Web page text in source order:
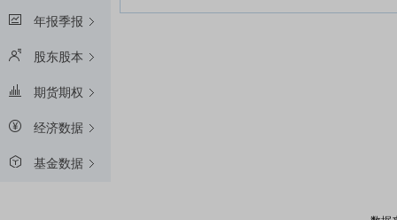
年报季报
股东股本
期货期权
经济数据
基金数据